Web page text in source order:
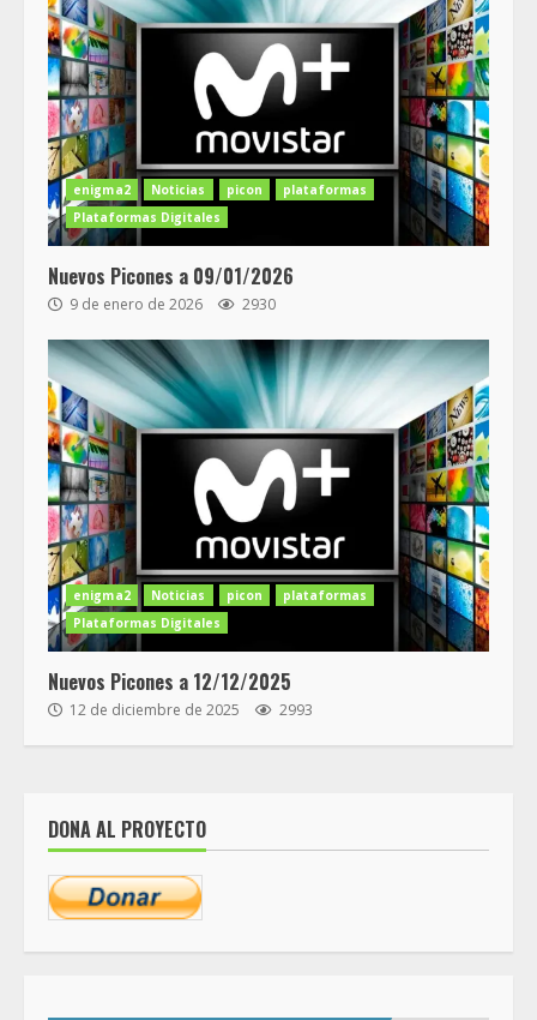
enigma2 Noticias picon
plataformas
Plataformas Digitales
Nuevos Picones a 09/01/2026
9 de enero de 2026 2930
enigma2 Noticias picon
plataformas
Plataformas Digitales
Nuevos Picones a 12/12/2025
12 de diciembre de 2025 2993
DONA AL PROYECTO